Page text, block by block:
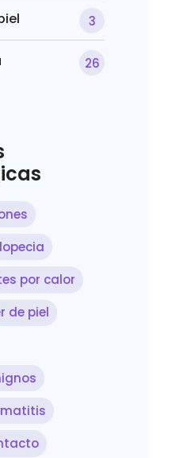
3
26
por calor
de piel